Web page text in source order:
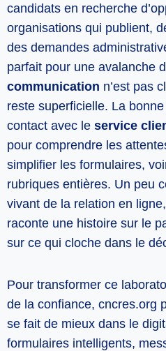
candidats en recherche
organisations qui publient,
des demandes
parfait pour une avalanche
communication n’est pas
reste superficielle. La
contact avec leservice
pour comprendre les
simplifier les formulaires,
rubriques entières. Un peu
vivant de la relation en
raconte une histoire sur le
sur ce qui cloche dans le
Pour transformer ce
de la confiance, cncres.org
se fait de mieux dans le
formulaires intelligents,